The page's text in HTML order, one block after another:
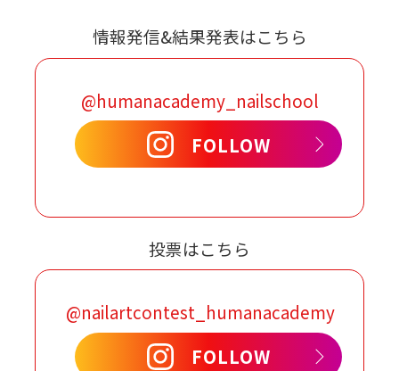
情報発信&結果発表はこちら
@humanacademy_nailschool
FOLLOW
投票はこちら
@nailartcontest_humanacademy
FOLLOW